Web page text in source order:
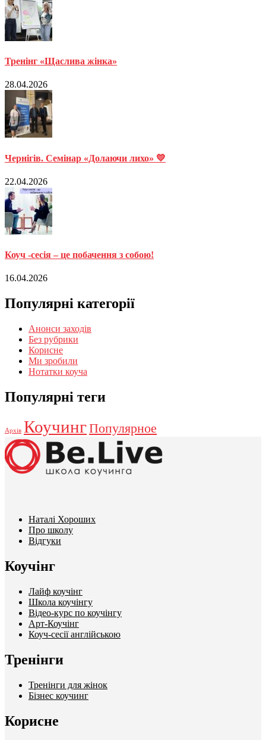
Тренінг «Щаслива жінка»
28.04.2026
Чернігів. Семінар «Долаючи лихо» 💛
22.04.2026
Коуч -сесія – це побачення з собою!
16.04.2026
Популярні категорії
Анонси заходів
Без рубрики
Корисне
Ми зробили
Нотатки коуча
Популярні теги
Архів КоучингПопулярное
Наталі Хороших
Про школу
Відгуки
Коучінг
Лайф коучінг
Школа коучінгу
Відео-курс по коучінгу
Арт-Коучінг
Коуч-сесії англійською
Тренінги
Тренінги для жінок
Бізнес коучинг
Корисне